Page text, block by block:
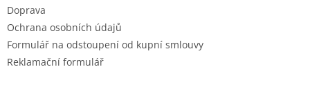
Doprava
Ochrana osobních údajů
Formulář na odstoupení od kupní smlouvy
Reklamační formulář